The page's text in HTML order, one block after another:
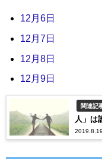
12月6日
12月7日
12月8日
12月9日
関連記
人」は
2019.8.19